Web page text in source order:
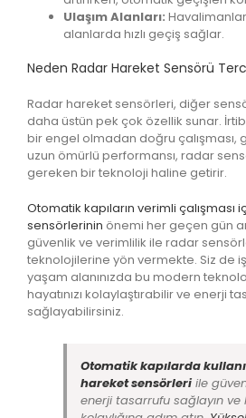
Ulaşım Alanları:
alanlarda hızlı geçiş sağlar.
Neden Radar Hareket Sensörü
Radar hareket sensörleri, diğer
daha üstün pek çok özellik sunar.
bir engel olmadan doğru çalışması,
uzun ömürlü performansı, radar
gereken bir teknoloji haline getirir.
Otomatik kapıların verimli
sensörlerinin önemi her geçen gün
güvenlik ve verimlilik ile radar
teknolojilerine yön vermekte. Siz de
yaşam alanınızda bu modern
hayatınızı kolaylaştırabilir ve enerji
sağlayabilirsiniz.
Otomatik kapılarda
hareket sensörleri ile
enerji tasarrufu sağlayın ve